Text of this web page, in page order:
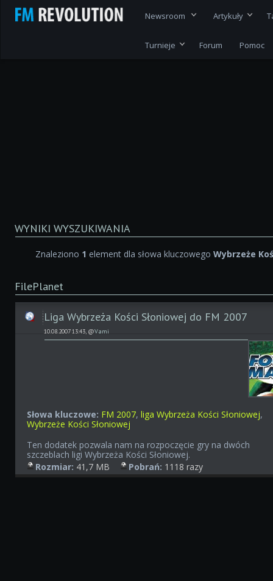
Newsroom Artykuły
Turnieje Forum Pomoc
WYNIKI WYSZUKIWANIA
Znaleziono 1 element dla słowa kluczowego Wybrzeże
FilePlanet
Liga Wybrzeża Kości Słoniowej do FM 2007
10.08.2007 13:43, @Vami
Słowa kluczowe: FM 2007,liga Wybrzeża Kości Słoniowej,
Wybrzeże Kości Słoniowej
Ten dodatek pozwala nam na rozpoczęcie gry na dwóch
szczeblach ligi Wybrzeża Kości Słoniowej.
Rozmiar: 41,7 MB Pobrań: 1118 razy